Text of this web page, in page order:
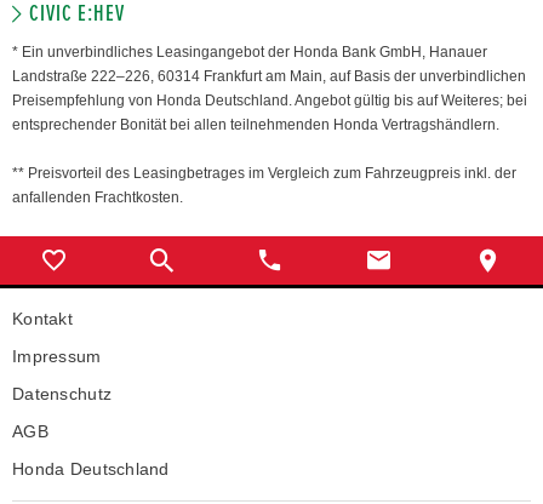
CIVIC E:HEV
* Ein unverbindliches Leasingangebot der Honda Bank GmbH, Hanauer
Landstraße 222–226, 60314 Frankfurt am Main, auf Basis der unverbindlichen
Preisempfehlung von Honda Deutschland. Angebot gültig bis auf Weiteres; bei
entsprechender Bonität bei allen teilnehmenden Honda Vertragshändlern.
** Preisvorteil des Leasingbetrages im Vergleich zum Fahrzeugpreis inkl. der
anfallenden Frachtkosten.
Kontakt
Impressum
Datenschutz
AGB
Honda Deutschland